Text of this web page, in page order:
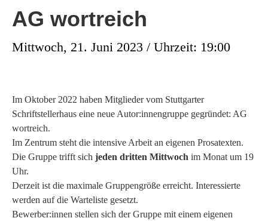
AG wortreich
Mittwoch, 21. Juni 2023 / Uhrzeit: 19:00
Im Oktober 2022 haben Mitglieder vom Stuttgarter
Schriftstellerhaus eine neue Autor:innengruppe gegründet: AG
wortreich.
Im Zentrum steht die intensive Arbeit an eigenen Prosatexten.
Die Gruppe trifft sich jeden dritten Mittwoch im Monat um 19
Uhr.
Derzeit ist die maximale Gruppengröße erreicht. Interessierte
werden auf die Warteliste gesetzt.
Bewerber:innen stellen sich der Gruppe mit einem eigenen